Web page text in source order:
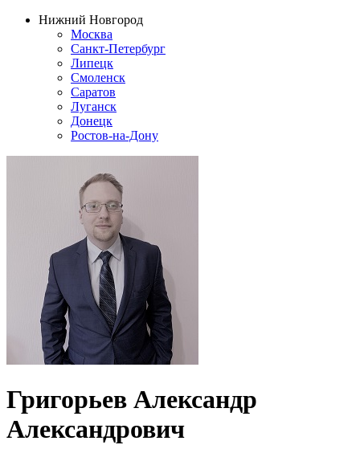
Нижний Новгород
Москва
Санкт-Петербург
Липецк
Смоленск
Саратов
Луганск
Донецк
Ростов-на-Дону
Григорьев Александр
Александрович